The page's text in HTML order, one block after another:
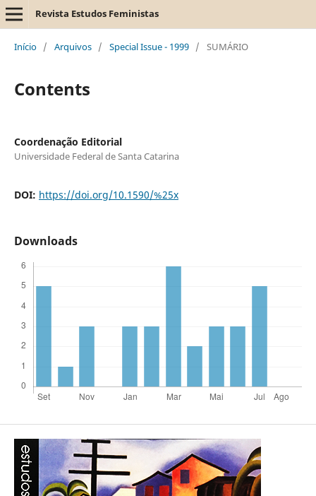
Revista Estudos Feministas
Início / Arquivos / Special Issue - 1999 / SUMÁRIO
Contents
Coordenação Editorial
Universidade Federal de Santa Catarina
DOI: https://doi.org/10.1590/%25x
Downloads